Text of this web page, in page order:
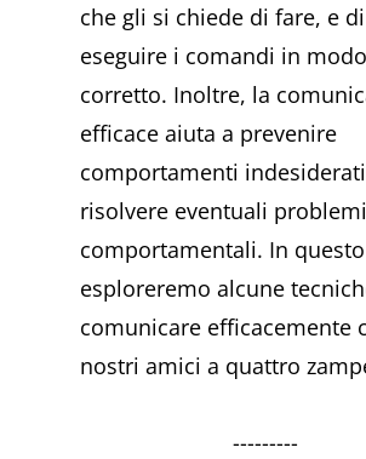
che gli si chiede di fare, e di
eseguire i comandi in modo
corretto. Inoltre, la
efficace aiuta a prevenire
comportamenti
risolvere eventuali problemi
comportamentali. In
esploreremo alcune
comunicare efficacemente
nostri amici a quattro
---------